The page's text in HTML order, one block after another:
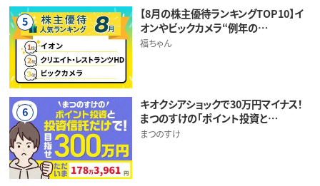
5
【8月の株主優待ランキングTOP10】イ
オンやビックカメラ“例年の…
福ちゃん
6
キオクシアショックで30万円マイナス！
まつのすけの「ポイント投資と…
まつのすけ